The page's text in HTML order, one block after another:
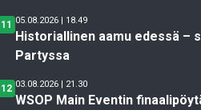
11 05.08.2026 | 18.49
Historiallinen aamu edessä –
Partyssa
12 03.08.2026 | 21.30
WSOP Main Eventin